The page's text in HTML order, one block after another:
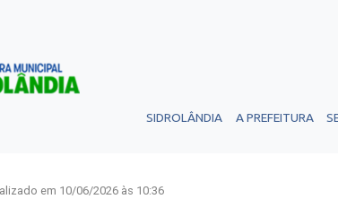
SIDROLÂNDIA A PREFEITURA
em 10/06/2026 às 10:36